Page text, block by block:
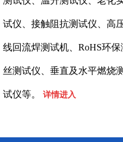
试仪、接触阻抗测试仪、高
线回流焊测试机、RoHS环
丝测试仪、垂直及水平燃烧
试仪等。 详情进入